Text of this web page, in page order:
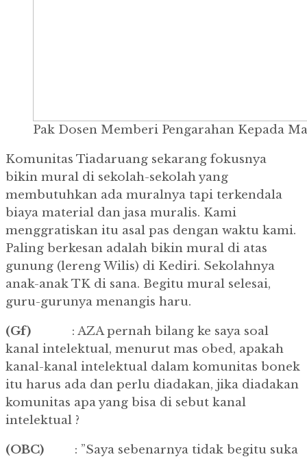
Pak Dosen Memberi Pengarahan Kepada
Komunitas Tiadaruang sekarang fokusnya
bikin mural di sekolah-sekolah yang
membutuhkan ada muralnya tapi terkendala
biaya material dan jasa muralis. Kami
menggratiskan itu asal pas dengan waktu kami.
Paling berkesan adalah bikin mural di atas
gunung (lereng Wilis) di Kediri. Sekolahnya
anak-anak TK di sana. Begitu mural selesai,
guru-gurunya menangis haru.
(Gf) : AZA pernah bilang ke saya soal
kanal intelektual, menurut mas obed, apakah
kanal-kanal intelektual dalam komunitas bonek
itu harus ada dan perlu diadakan, jika diadakan
komunitas apa yang bisa di sebut kanal
intelektual ?
(OBC) : ”Saya sebenarnya tidak begitu suka